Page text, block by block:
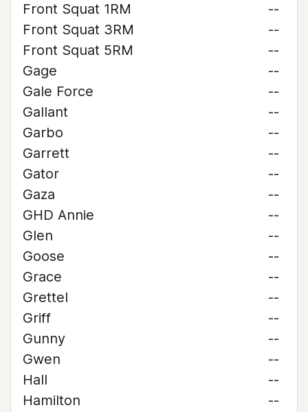
Front Squat 1RM
--
Front Squat 3RM
--
Front Squat 5RM
--
Gage
--
Gale Force
--
Gallant
--
Garbo
--
Garrett
--
Gator
--
Gaza
--
GHD Annie
--
Glen
--
Goose
--
Grace
--
Grettel
--
Griff
--
Gunny
--
Gwen
--
Hall
--
Hamilton
--